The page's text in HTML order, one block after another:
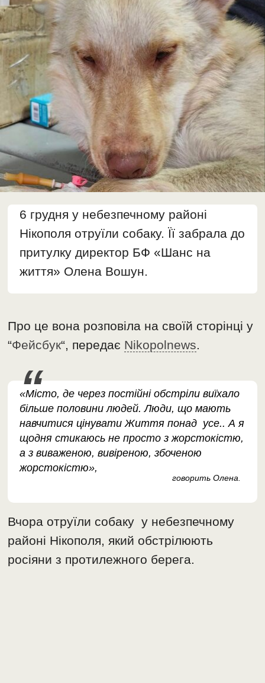
6 грудня у небезпечному районі
Нікополя отруїли собаку. Її забрала до
притулку директор БФ «Шанс на
життя» Олена Вошун.
Про це вона розповіла на своїй сторінці у
“Фейсбук“, передає Nikopolnews.
«Місто, де через постійні обстріли виїхало
більше половини людей. Люди, що мають
навчитися цінувати Життя понад усе.. А я
щодня стикаюсь не просто з жорстокістю,
а з виваженою, вивіреною, збоченою
жорстокістю»,
говорить Олена.
Вчора отруїли собаку у небезпечному
районі Нікополя, який обстрілюють
росіяни з протилежного берега.